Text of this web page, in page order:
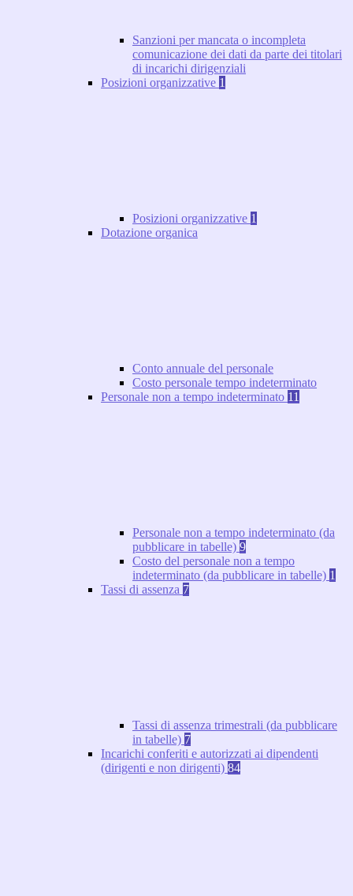
Sanzioni per mancata o incompleta
comunicazione dei dati da parte dei titolari
di incarichi dirigenziali
Posizioni organizzative 1
Posizioni organizzative 1
Dotazione organica
Conto annuale del personale
Costo personale tempo indeterminato
Personale non a tempo indeterminato 11
Personale non a tempo indeterminato (da
pubblicare in tabelle) 9
Costo del personale non a tempo
indeterminato (da pubblicare in tabelle) 1
Tassi di assenza 7
Tassi di assenza trimestrali (da pubblicare
in tabelle) 7
Incarichi conferiti e autorizzati ai dipendenti
(dirigenti e non dirigenti) 84